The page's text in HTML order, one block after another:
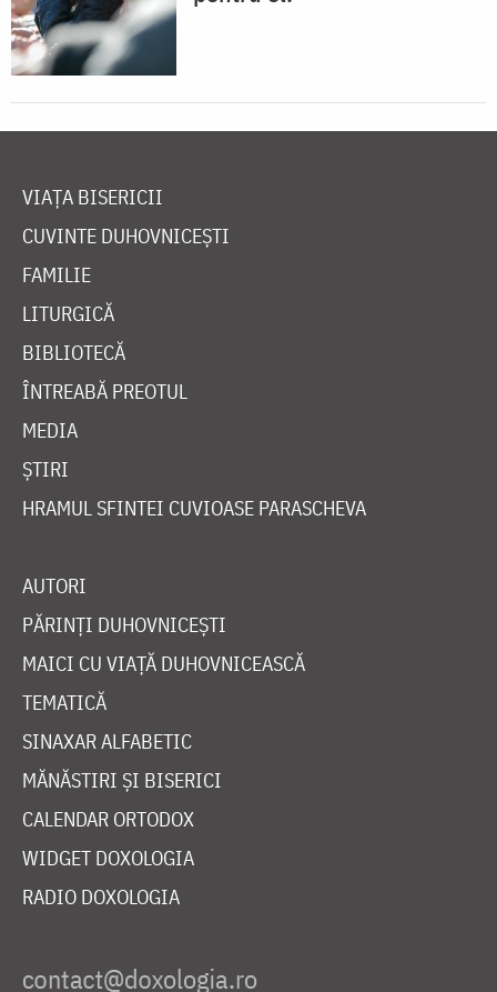
VIAȚA BISERICII
CUVINTE DUHOVNICEȘTI
FAMILIE
LITURGICĂ
BIBLIOTECĂ
ÎNTREABĂ PREOTUL
MEDIA
ȘTIRI
HRAMUL SFINTEI CUVIOASE PARASCHEVA
AUTORI
PĂRINȚI DUHOVNICEȘTI
MAICI CU VIAȚĂ DUHOVNICEASCĂ
TEMATICĂ
SINAXAR ALFABETIC
MĂNĂSTIRI ȘI BISERICI
CALENDAR ORTODOX
WIDGET DOXOLOGIA
RADIO DOXOLOGIA